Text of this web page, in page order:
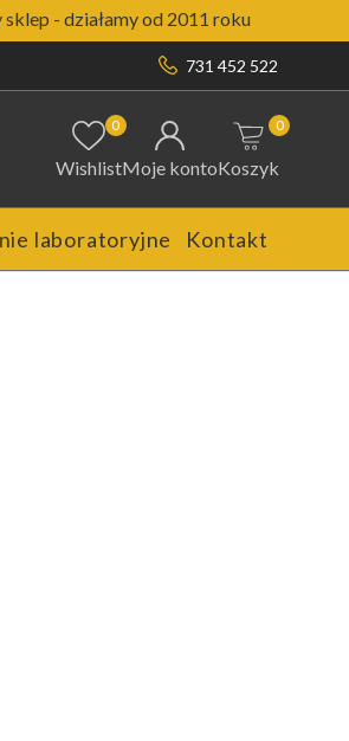
- działamy od 2011 roku
731 452 522
0
WishlistMoje kontoKoszyk
0
laboratoryjne Kontakt